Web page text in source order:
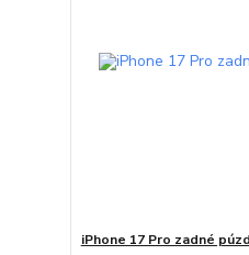
iPhone 17 Pro zadné